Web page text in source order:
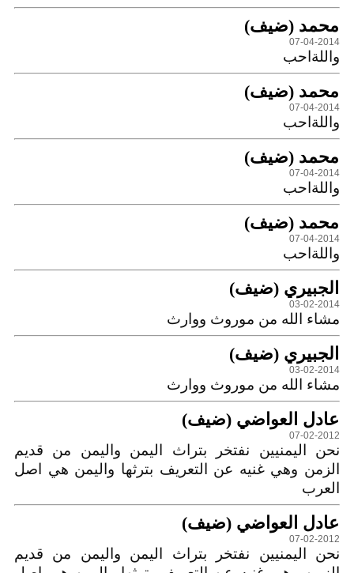
محمد (ضيف)
07-04-2014
واللةاحب
محمد (ضيف)
07-04-2014
واللةاحب
محمد (ضيف)
07-04-2014
واللةاحب
محمد (ضيف)
07-04-2014
واللةاحب
الجبيري (ضيف)
03-02-2014
مشاء الله من موروث ووارث
الجبيري (ضيف)
03-02-2014
مشاء الله من موروث ووارث
عادل‏ ‏العواضي (ضيف)
07-02-2012
نحن‏ ‏اليمنيين‏ ‏نفتخر‏ ‏بتراث‏ ‏اليمن‏ ‏واليمن‏ ‏من‏ ‏قديم‏
‏الزمن‏ ‏وهي‏ ‏غنيه‏ ‏عن‏ ‏التعريف‏ ‏بترثها‏ ‏واليمن‏ ‏هي‏ ‏اصل‏
‏العرب‏ ‏
عادل‏ ‏العواضي (ضيف)
07-02-2012
نحن‏ ‏اليمنيين‏ ‏نفتخر‏ ‏بتراث‏ ‏اليمن‏ ‏واليمن‏ ‏من‏ ‏قديم‏